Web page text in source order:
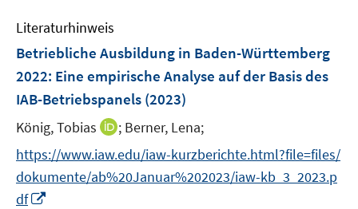
m
F
n
s
t
r
ö
Literaturhinweis
Betriebliche Ausbildung in Baden-Württemberg
2022: Eine empirische Analyse auf der Basis des
IAB-Betriebspanels (2023)
König, Tobias
I
n
e
; Berner, Lena;
https://www.iaw.edu/iaw-kurzberichte.html?file=files/
dokumente/ab%20Januar%202023/iaw-kb_3_2023.p
df